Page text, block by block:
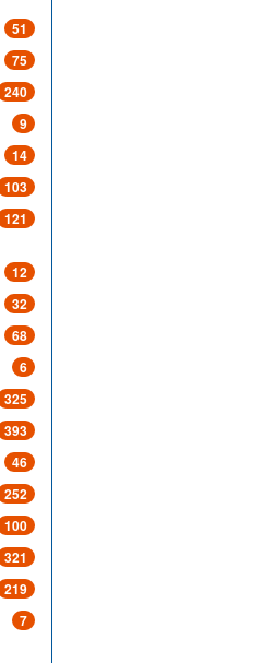
51
75
240
9
14
103
121
12
32
68
6
325
393
46
252
100
321
219
7